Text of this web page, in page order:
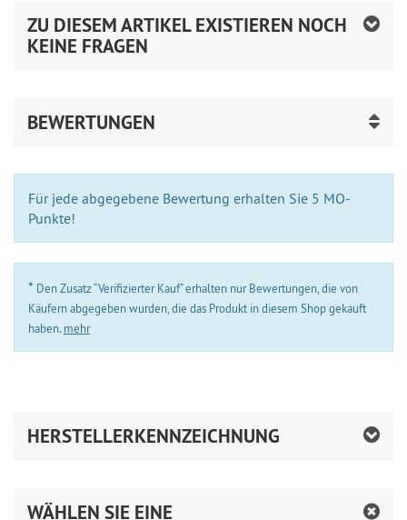
ZU DIESEM ARTIKEL EXISTIEREN NOCH
KEINE FRAGEN
BEWERTUNGEN
Für jede abgegebene Bewertung erhalten Sie 5 MO-
Punkte!
* Den Zusatz “Verifizierter Kauf” erhalten nur Bewertungen, die von
Käufern abgegeben wurden, die das Produkt in diesem Shop gekauft
haben. mehr
HERSTELLERKENNZEICHNUNG
WÄHLEN SIE EINE